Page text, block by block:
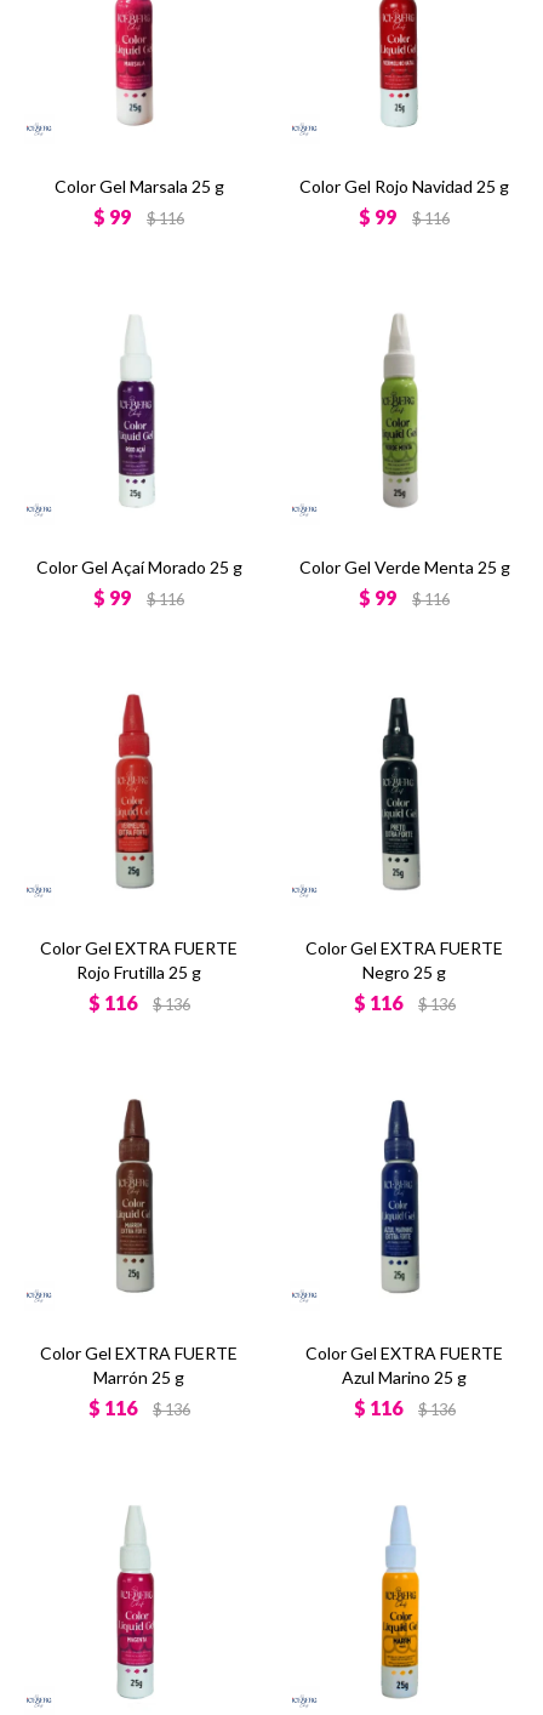
Color Gel Marsala 25 g
$ 99 $116
Color Gel Rojo Navidad 25 g
$ 99 $116
Color Gel Açaí Morado 25 g
$ 99 $116
Color Gel Verde Menta 25 g
$ 99 $116
Color Gel EXTRA FUERTE
Rojo Frutilla 25 g
$ 116 $136
Color Gel EXTRA FUERTE
Negro 25 g
$ 116 $136
Color Gel EXTRA FUERTE
Marrón 25 g
$ 116 $136
Color Gel EXTRA FUERTE
Azul Marino 25 g
$ 116 $136